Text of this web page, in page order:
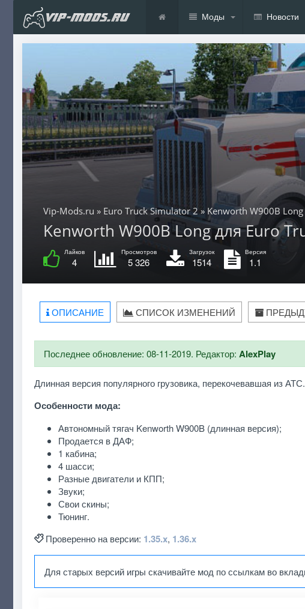
Моды Новости
Vip-Mods.ru » Euro Truck Simulator 2 » Kenworth W900B Long
Kenworth W900B Long для Euro
Лайков
4
Просмотров
5 326
Загрузок
1514
Версия
1.1
ОПИСАНИЕ СПИСОК ИЗМЕНЕНИЙ
Последнее обновление: 08-11-2019. Редактор: AlexPlay
Длинная версия популярного грузовика, перекочевавшая из
Особенности мода:
Автономный тягач Kenworth W900B (длинная версия);
Продается в ДАФ;
1 кабина;
4 шасси;
Разные двигатели и КПП;
Звуки;
Свои скины;
Тюнинг.
Проверенно на версии: 1.35.x, 1.36.x
Для старых версий игры скачивайте мод по ссылкам во